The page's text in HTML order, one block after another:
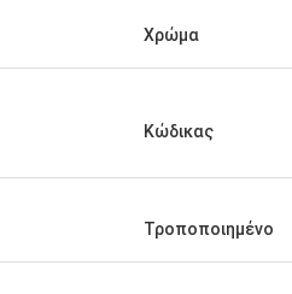
Χρώμα
Κώδικας
Τροποποιημένο